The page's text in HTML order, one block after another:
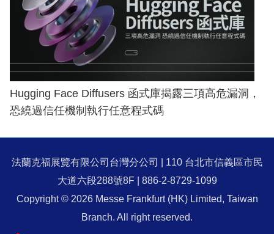
Hugging Face Diffusers 函式庫揭露三項高危漏洞，
恐繞過信任機制執行任意程式碼
法蘭克福展覽有限公司台灣分公司 | 110 台北市信義區市民
大道六段288號8F | 886-2-8729-1099
Copyright © 2026 Messe Frankfurt (HK) Limited, Taiwan
Branch. All right reserved.